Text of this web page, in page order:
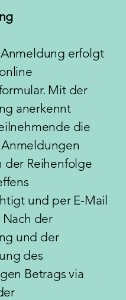
erfolgt
Mit der
anerkennt
die
der Reihenfolge
und per E-Mail
der
und der
des
Betrags via